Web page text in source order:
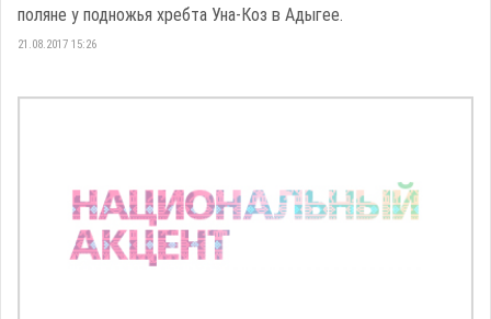
поляне у подножья хребта Уна-Коз в Адыгее.
21.08.2017 15:26